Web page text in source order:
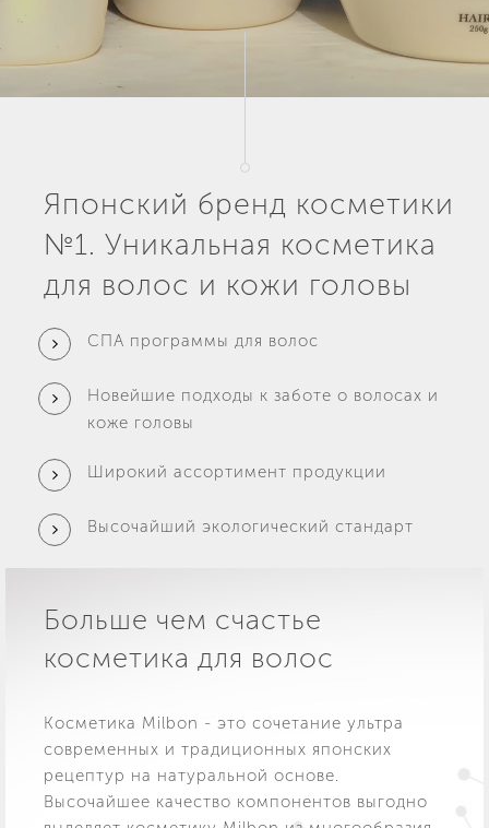
Японский бренд косметики
№1. Уникальная косметика
для волос и кожи головы
СПА программы для волос
Новейшие подходы к заботе о волосах и
коже головы
Широкий ассортимент продукции
Высочайший экологический стандарт
Больше чем счастье
косметика для волос
Косметика Milbon - это сочетание ультра
современных и традиционных японских
рецептур на натуральной основе.
Высочайшее качество компонентов выгодно